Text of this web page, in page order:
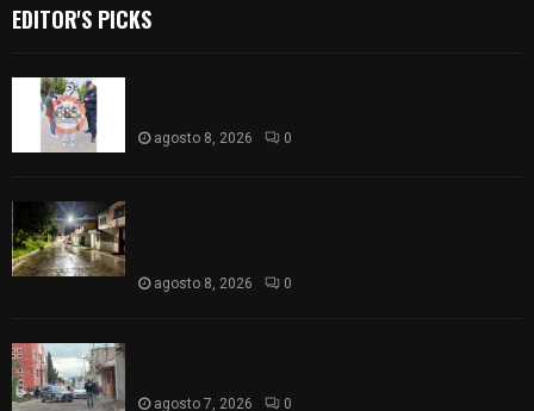
EDITOR'S PICKS
agosto 8, 2026 0
agosto 8, 2026 0
agosto 7, 2026 0